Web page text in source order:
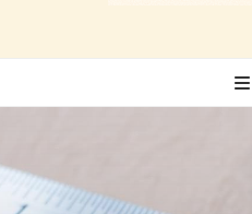
Akemail